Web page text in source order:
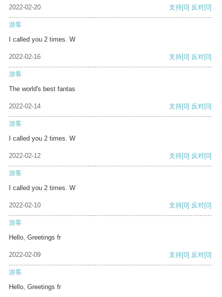
2022-02-20 支持[0] 反对[0]
游客
I called you 2 times. W
2022-02-16 支持[0] 反对[0]
游客
The world's best fantas
2022-02-14 支持[0] 反对[0]
游客
I called you 2 times. W
2022-02-12 支持[0] 反对[0]
游客
I called you 2 times. W
2022-02-10 支持[0] 反对[0]
游客
Hello, Greetings fr
2022-02-09 支持[0] 反对[0]
游客
Hello, Greetings fr